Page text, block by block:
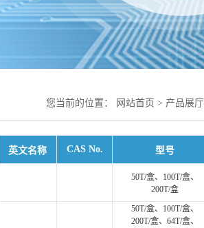
您当前的位置： 网站首页 > 产品展厅
英文名称 CAS No. 型号
50T/盒、100T/盒、
200T/盒
50T/盒、100T/盒、
200T/盒、64T/盒、